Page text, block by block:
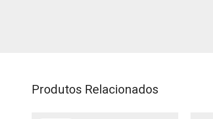
Produtos Relacionados